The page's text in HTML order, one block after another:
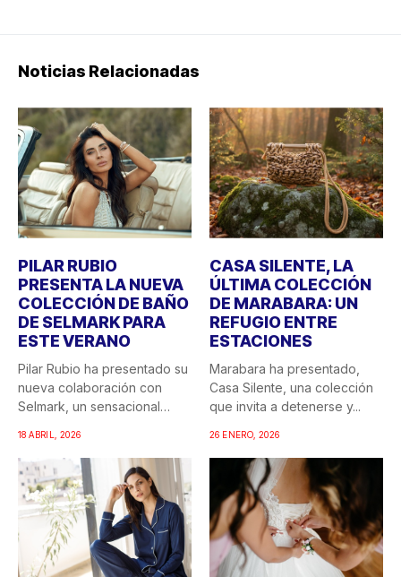
Noticias Relacionadas
PILAR RUBIO
PRESENTA LA NUEVA
COLECCIÓN DE BAÑO
DE SELMARK PARA
ESTE VERANO
Pilar Rubio ha presentado su
nueva colaboración con
Selmark, un sensacional
18 ABRIL, 2026
CASA SILENTE, LA
ÚLTIMA COLECCIÓN
DE MARABARA: UN
REFUGIO ENTRE
ESTACIONES
Marabara ha presentado,
Casa Silente, una colección
que invita a detenerse y...
26 ENERO, 2026